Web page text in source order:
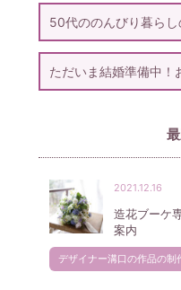
50代ののんびり暮ら
ただいま結婚準備中
2021.12.16
造花ブーケ
案内
デザイナー溝口の作品の制